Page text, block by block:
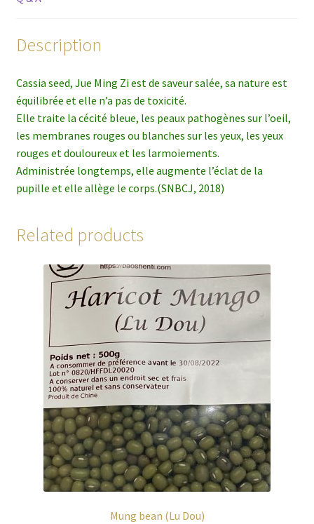
Description
Cassia seed, Jue Ming Zi est de saveur salée, sa nature est
équilibrée et elle n’a pas de toxicité.
Elle traite la cécité bleue, les peaux pathogènes sur l’oeil,
les membranes rouges ou blanches sur les yeux, les yeux
rouges et douloureux et les larmoiements.
Administrée longtemps, elle augmente l’éclat de la
pupille et elle allège le corps.(SNBCJ, 2018)
Related products
Mung bean (Lu Dou)